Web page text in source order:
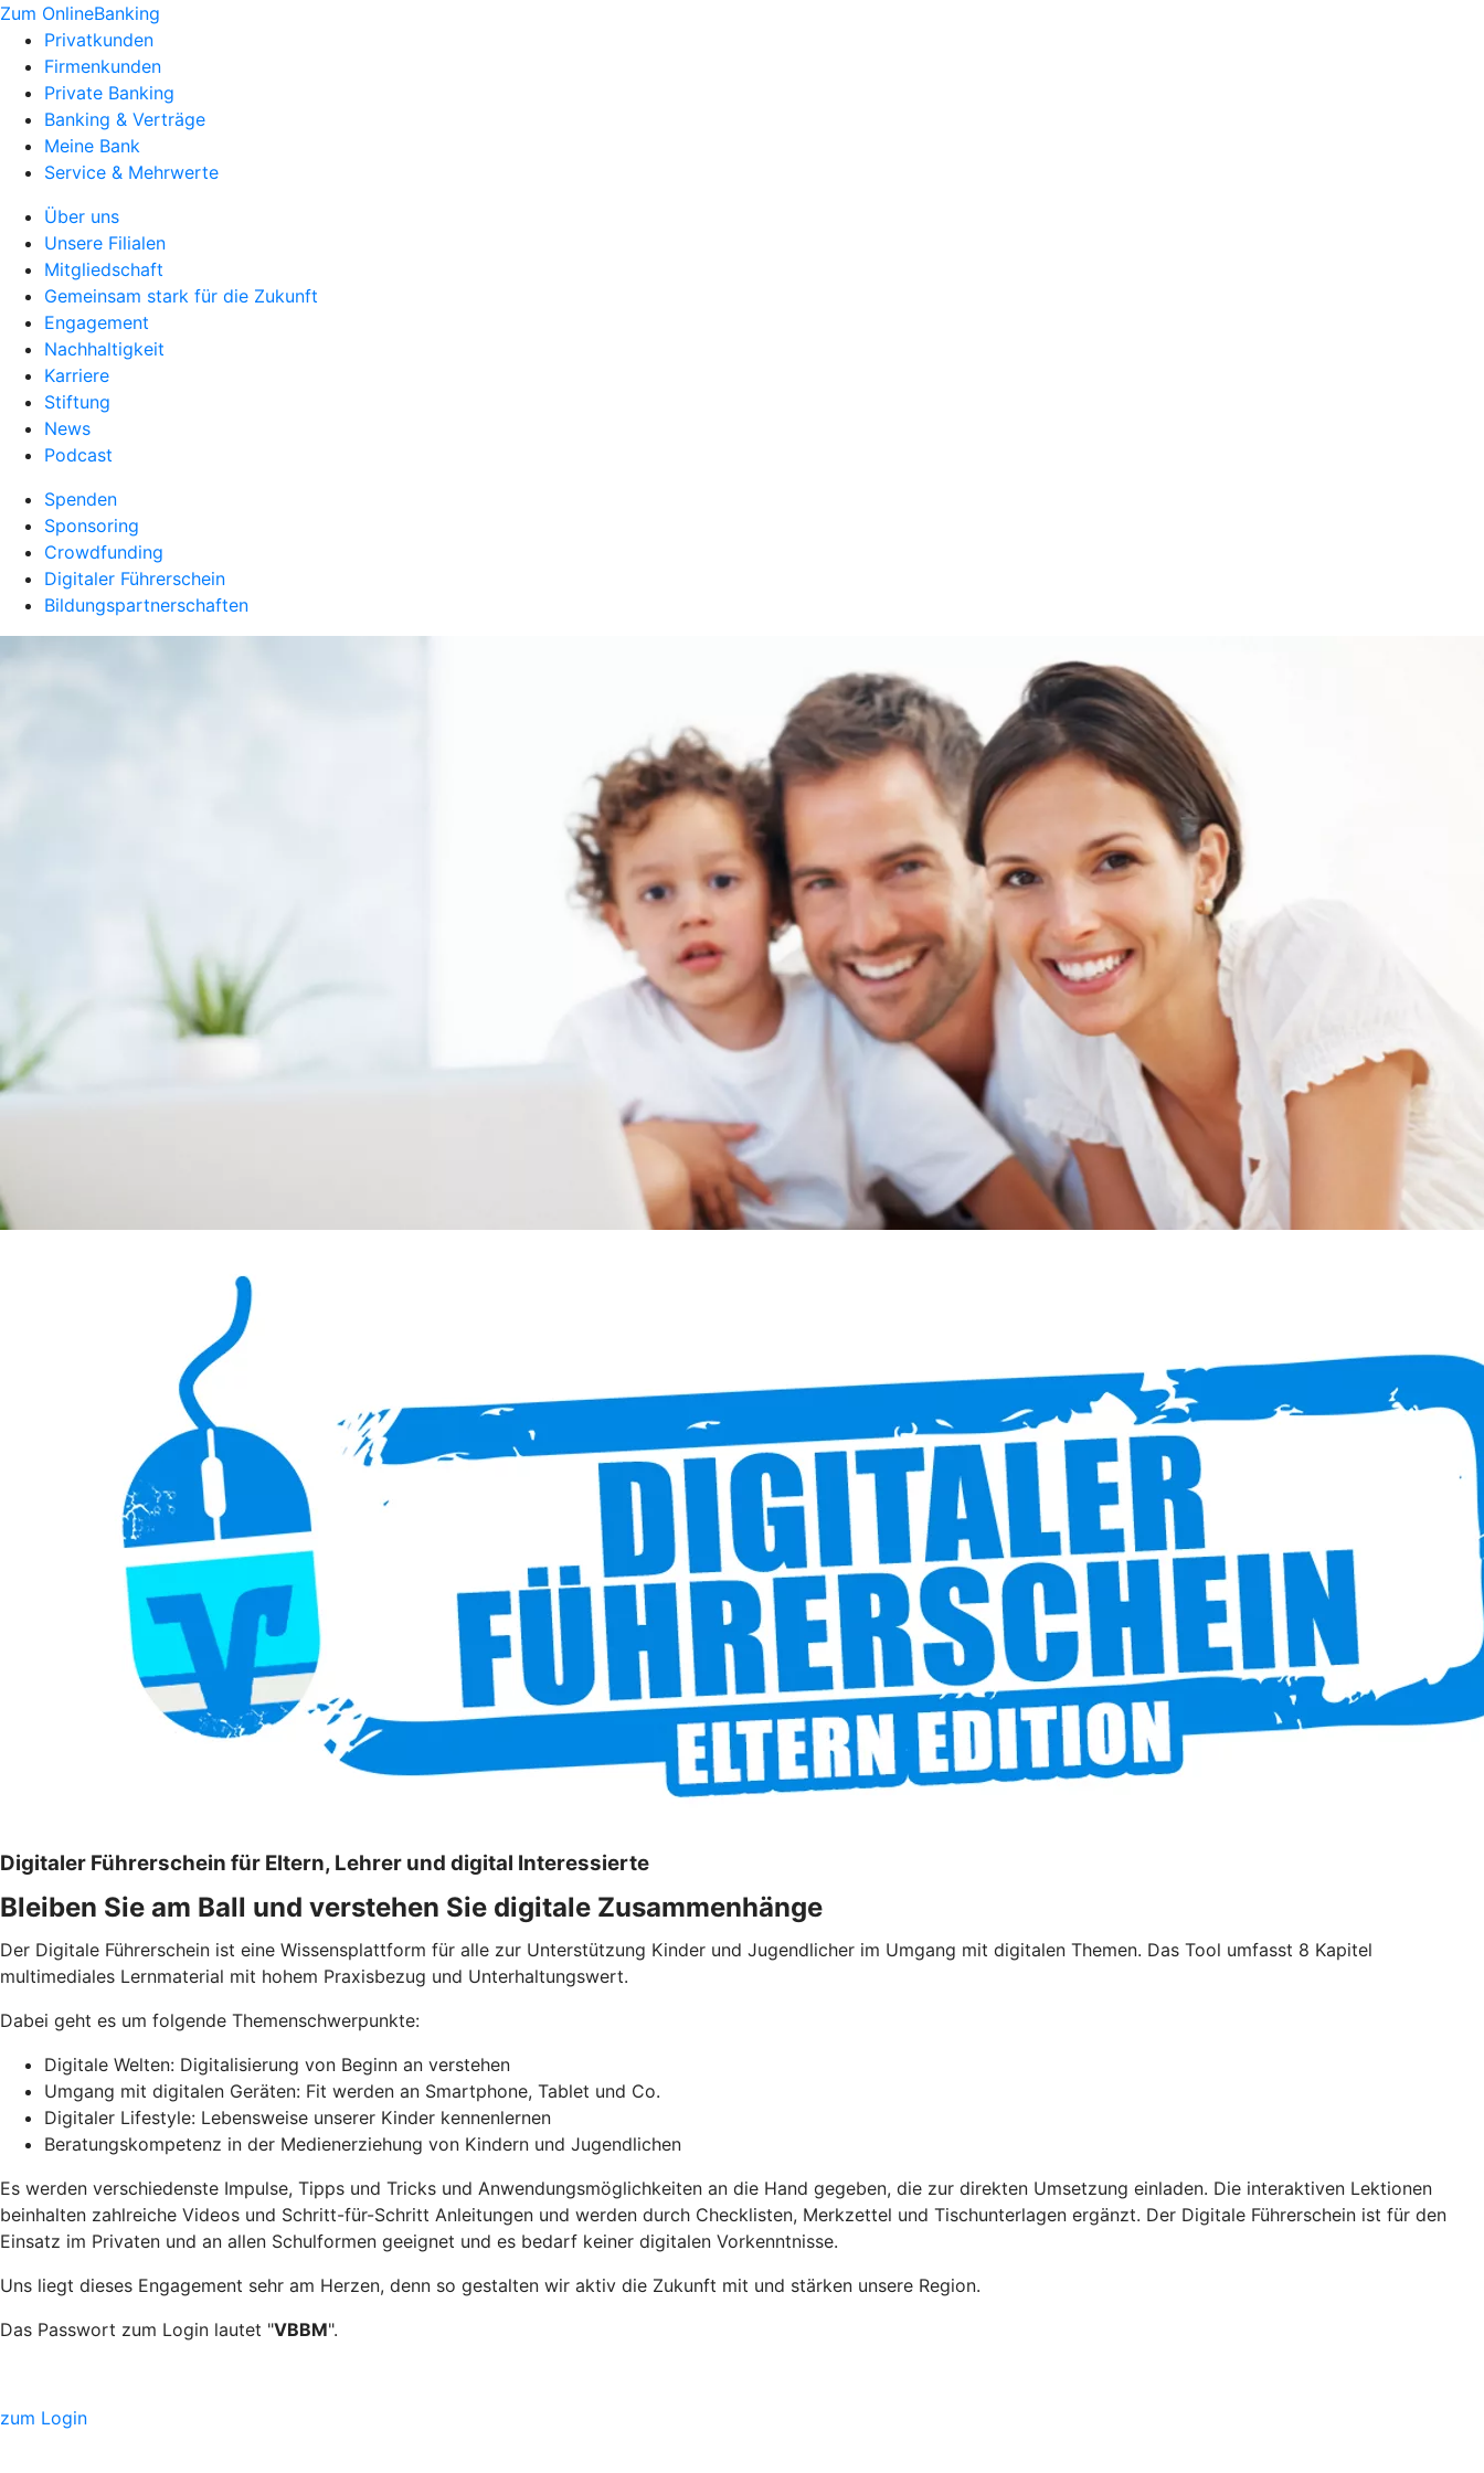
Zum OnlineBanking
Privatkunden
Firmenkunden
Private Banking
Banking & Verträge
Meine Bank
Service & Mehrwerte
Über uns
Unsere Filialen
Mitgliedschaft
Gemeinsam stark für die Zukunft
Engagement
Nachhaltigkeit
Karriere
Stiftung
News
Podcast
Spenden
Sponsoring
Crowdfunding
Digitaler Führerschein
Bildungspartnerschaften
Digitaler Führerschein für Eltern, Lehrer und digital Interessierte
Bleiben Sie am Ball und verstehen Sie digitale Zusammenhänge
Der Digitale Führerschein ist eine Wissensplattform für alle zur Unterstützung Kinder und Jugendlicher im Umgang mit digitalen Themen. Das Tool umfasst 8 Kapitel
multimediales Lernmaterial mit hohem Praxisbezug und Unterhaltungswert.
Dabei geht es um folgende Themenschwerpunkte:
Digitale Welten: Digitalisierung von Beginn an verstehen
Umgang mit digitalen Geräten: Fit werden an Smartphone, Tablet und Co.
Digitaler Lifestyle: Lebensweise unserer Kinder kennenlernen
Beratungskompetenz in der Medienerziehung von Kindern und Jugendlichen
Es werden verschiedenste Impulse, Tipps und Tricks und Anwendungsmöglichkeiten an die Hand gegeben, die zur direkten Umsetzung einladen. Die interaktiven Lektionen
beinhalten zahlreiche Videos und Schritt-für-Schritt Anleitungen und werden durch Checklisten, Merkzettel und Tischunterlagen ergänzt. Der Digitale Führerschein ist für den
Einsatz im Privaten und an allen Schulformen geeignet und es bedarf keiner digitalen Vorkenntnisse.
Uns liegt dieses Engagement sehr am Herzen, denn so gestalten wir aktiv die Zukunft mit und stärken unsere Region.
Das Passwort zum Login lautet "VBBM".
zum Login